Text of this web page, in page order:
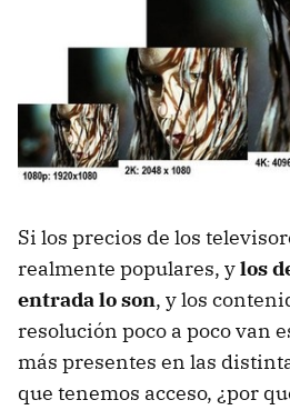
Si los precios de los
realmente populares, ylos
entrada lo son, y los
resolución poco a poco van
más presentes en las
que tenemos acceso, ¿por